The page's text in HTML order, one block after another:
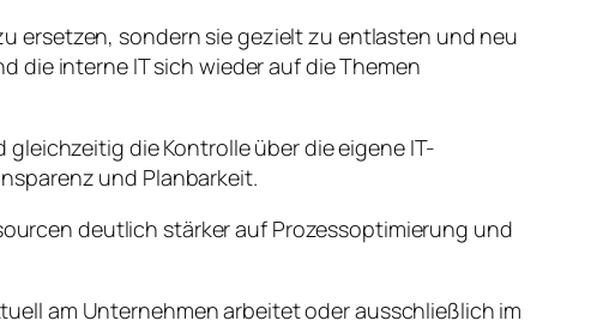
ersetzen, sondern sie gezielt zu entlasten und neu
die interne IT sich wieder auf die Themen
die Kontrolle über die eigene IT-
und Planbarkeit.
deutlich stärker auf Prozessoptimierung und
am Unternehmen arbeitet oder ausschließlich im